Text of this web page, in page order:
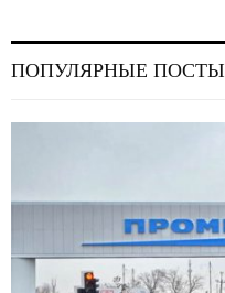
ПОПУЛЯРНЫЕ ПОСТЫ